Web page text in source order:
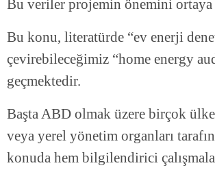
Bu veriler projemin önemini ortaya
Bu konu, literatürde “ev enerji
çevirebileceğimiz “home energy
geçmektedir.
Başta ABD olmak üzere birçok
veya yerel yönetim organları
konuda hem bilgilendirici